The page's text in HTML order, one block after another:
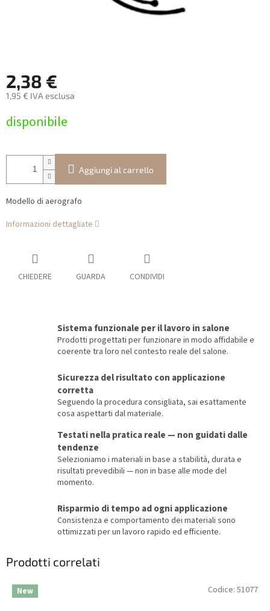
2,38 €
1,95 € IVA esclusa
della
disponibile
Aggiungi al carrello
Modello di aerografo
Informazioni dettagliate
CHIEDERE GUARDA CONDIVIDI
Sistema funzionale per il lavoro in salone
Prodotti progettati per funzionare in modo affidabile e
coerente tra loro nel contesto reale del salone.
Sicurezza del risultato con applicazione
corretta
Seguendo la procedura consigliata, sai esattamente
cosa aspettarti dal materiale.
Testati nella pratica reale — non guidati dalle
tendenze
Selezioniamo i materiali in base a stabilità, durata e
risultati prevedibili — non in base alle mode del
momento.
Risparmio di tempo ad ogni applicazione
Consistenza e comportamento dei materiali sono
ottimizzati per un lavoro rapido ed efficiente.
Prodotti correlati
New Codice: 51077